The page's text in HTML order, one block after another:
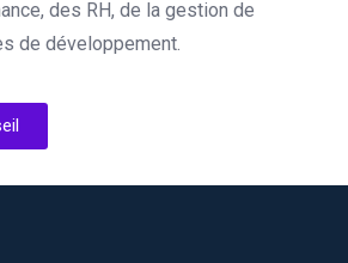
des RH, de la gestion de
de développement.